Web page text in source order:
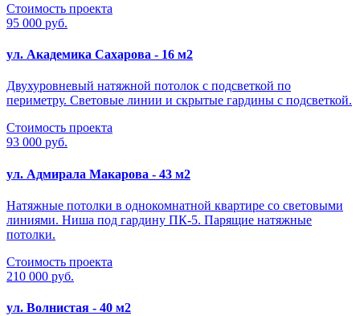
Стоимость проекта
95 000 руб.
ул. Академика Сахарова - 16 м2
Двухуровневый натяжной потолок с подсветкой по
периметру. Световые линии и скрытые гардины с подсветкой.
Стоимость проекта
93 000 руб.
ул. Адмирала Макарова - 43 м2
Натяжные потолки в однокомнатной квартире со световыми
линиями. Ниша под гардину ПК-5. Парящие натяжные
потолки.
Стоимость проекта
210 000 руб.
ул. Волнистая - 40 м2